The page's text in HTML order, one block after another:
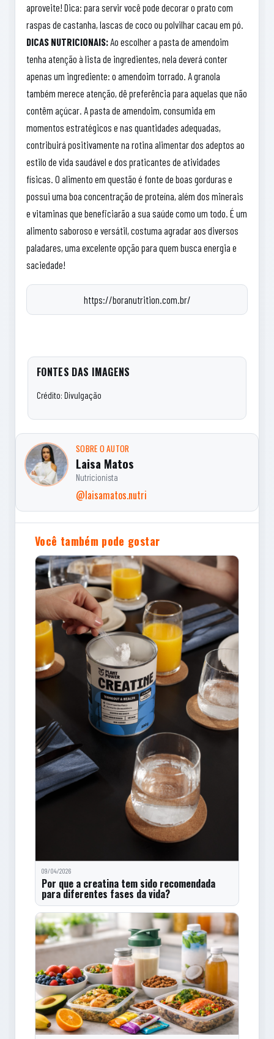
aproveite! Dica: para servir você pode decorar o prato com
raspas de castanha, lascas de coco ou polvilhar cacau em pó.
DICAS NUTRICIONAIS: Ao escolher a pasta de amendoim
tenha atenção à lista de ingredientes, nela deverá conter
apenas um ingrediente: o amendoim torrado. A granola
também merece atenção, dê preferência para aquelas que não
contêm açúcar. A pasta de amendoim, consumida em
momentos estratégicos e nas quantidades adequadas,
contribuirá positivamente na rotina alimentar dos adeptos ao
estilo de vida saudável e dos praticantes de atividades
físicas. O alimento em questão é fonte de boas gorduras e
possui uma boa concentração de proteína, além dos minerais
e vitaminas que beneficiarão a sua saúde como um todo. É um
alimento saboroso e versátil, costuma agradar aos diversos
paladares, uma excelente opção para quem busca energia e
saciedade!
https://boranutrition.com.br/
FONTES DAS IMAGENS
Crédito: Divulgação
SOBRE O AUTOR
Laisa Matos
Nutricionista
@laisamatos.nutri
Você também pode gostar
09/04/2026
Por que a creatina tem sido recomendada
para diferentes fases da vida?